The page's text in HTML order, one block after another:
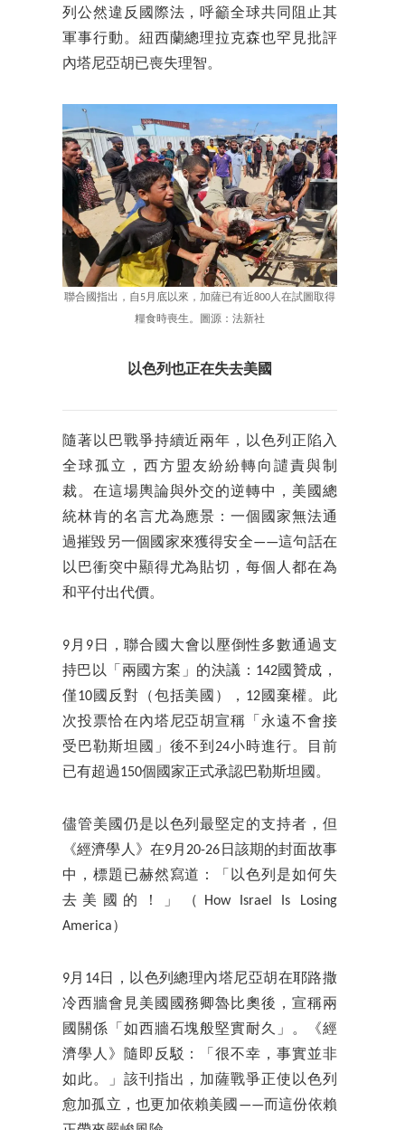
列公然違反國際法，呼籲全球共同阻止其
軍事行動。紐西蘭總理拉克森也罕見批評
內塔尼亞胡已喪失理智。
聯合國指出，自5月底以來，加薩已有近800人在試圖取得
糧食時喪生。圖源：法新社
以色列也正在失去美國
隨著以巴戰爭持續近兩年，以色列正陷入
全球孤立，西方盟友紛紛轉向譴責與制
裁。在這場輿論與外交的逆轉中，美國總
統林肯的名言尤為應景：一個國家無法通
過摧毀另一個國家來獲得安全——這句話在
以巴衝突中顯得尤為貼切，每個人都在為
和平付出代價。
9月9日，聯合國大會以壓倒性多數通過支
持巴以「兩國方案」的決議：142國贊成，
僅10國反對（包括美國），12國棄權。此
次投票恰在內塔尼亞胡宣稱「永遠不會接
受巴勒斯坦國」後不到24小時進行。目前
已有超過150個國家正式承認巴勒斯坦國。
儘管美國仍是以色列最堅定的支持者，但
《經濟學人》在9月20-26日該期的封面故事
中，標題已赫然寫道：「以色列是如何失
去美國的！」（How Israel Is Losing
America）
9月14日，以色列總理內塔尼亞胡在耶路撒
冷西牆會見美國國務卿魯比奧後，宣稱兩
國關係「如西牆石塊般堅實耐久」。《經
濟學人》隨即反駁：「很不幸，事實並非
如此。」該刊指出，加薩戰爭正使以色列
愈加孤立，也更加依賴美國——而這份依賴